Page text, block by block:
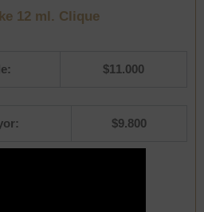
12 ml. Clique
$11.000
$9.800